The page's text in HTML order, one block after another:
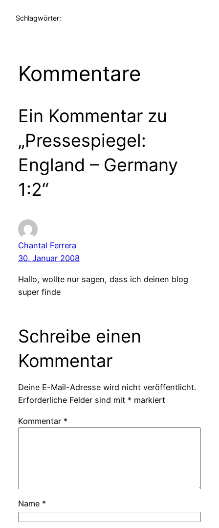
Schlagwörter:
Kommentare
Ein Kommentar zu
„Pressespiegel:
England – Germany
1:2“
Chantal Ferrera
30. Januar 2008
Hallo, wollte nur sagen, dass ich deinen blog
super finde
Schreibe einen
Kommentar
Deine E-Mail-Adresse wird nicht veröffentlicht.
Erforderliche Felder sind mit * markiert
Kommentar *
Name *